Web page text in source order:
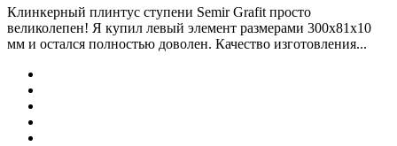
Клинкерный плинтус ступени Semir Grafit просто
великолепен! Я купил левый элемент размерами 300х81х10
мм и остался полностью доволен. Качество изготовления...